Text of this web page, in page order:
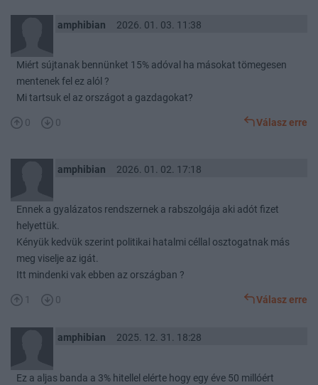
amphibian 2026. 01. 03. 11:38
Miért sújtanak bennünket 15% adóval ha másokat tömegesen
mentenek fel ez alól ?
Mi tartsuk el az országot a gazdagokat?
0 0 Válasz erre
amphibian 2026. 01. 02. 17:18
Ennek a gyalázatos rendszernek a rabszolgája aki adót fizet
helyettük.
Kényük kedvük szerint politikai hatalmi céllal osztogatnak más
meg viselje az igát.
Itt mindenki vak ebben az országban ?
1 0 Válasz erre
amphibian 2025. 12. 31. 18:28
Ez a aljas banda a 3% hitellel elérte hogy egy éve 50 millóért